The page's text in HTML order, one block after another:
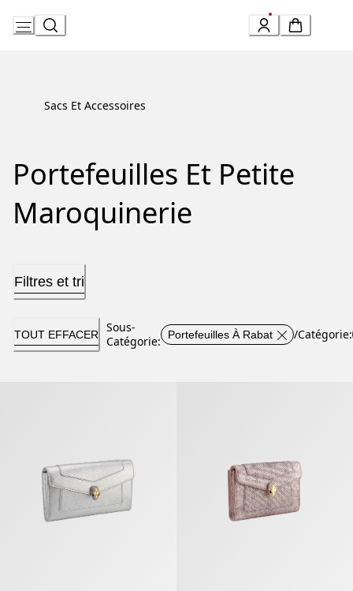
Sacs Et Accessoires
Portefeuilles Et Petite
Maroquinerie
Filtres et tri
TOUT EFFACER
Sous-
Catégorie: Portefeuilles À Rabat /Catégorie: